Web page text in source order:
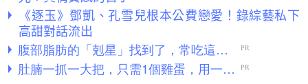
《逐玉》鄧凱、孔雪兒根本公費戀愛！錄綜藝私下
高甜對話流出